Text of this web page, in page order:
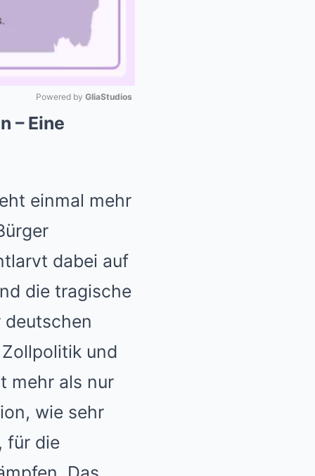
Powered by GliaStudios
– Eine
einmal mehr
dabei auf
die tragische
deutschen
und
mehr als nur
wie sehr
für die